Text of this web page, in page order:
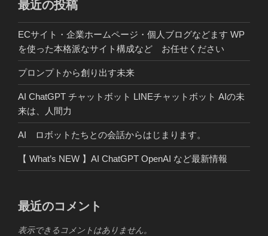
シ
ョ
ン
最近の投稿
ECサイト・企業ホームページ・個人ブログなどます WP
を使った本格派なサイト構成など お任せください
プロンプトから創り出す未来
AI ChatGPT チャットボット LINEチャットボット AIの未
来は、人間力
AI ロボットたちとの会話からはじまります。
【 What’s NEW 】AI ChatGPT OpenAI など最新情報
最近のコメント
表示できるコメントはありません。